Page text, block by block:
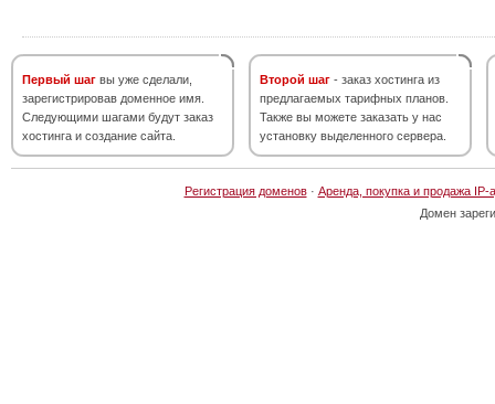
Первый шаг вы уже сделали,
зарегистрировав доменное имя.
Следующими шагами будут заказ
хостинга и создание сайта.
Второй шаг - заказ хостинга из
предлагаемых тарифных планов.
Также вы можете заказать у нас
установку выделенного сервера.
Регистрация доменов· Аренда, покупка и продажа IP-
Домен